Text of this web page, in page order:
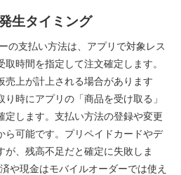
生タイミング
の支払い方法は、アプリで対象レス
取時間を指定して注文確定します。
売上が計上される場合があります
時にアプリの「商品を受け取る」
定します。支払い方法の登録や変更
ら可能です。プリペイドカードやデ
が、残高不足だと確定に失敗しま
や現金はモバイルオーダーでは使え